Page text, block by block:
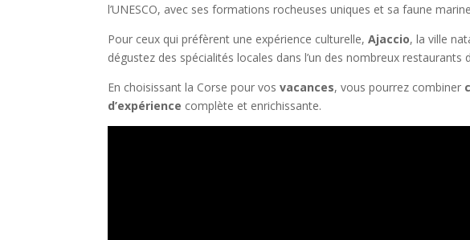
l’UNESCO, avec ses formations rocheuses uniques et sa faune
Pour ceux qui préfèrent une expérience culturelle,Ajaccio, la ville
dégustez des spécialités locales dans l’un des nombreux restaurants
En choisissant la Corse pour vosvacances, vous pourrez combiner
d’expérience complète et enrichissante.